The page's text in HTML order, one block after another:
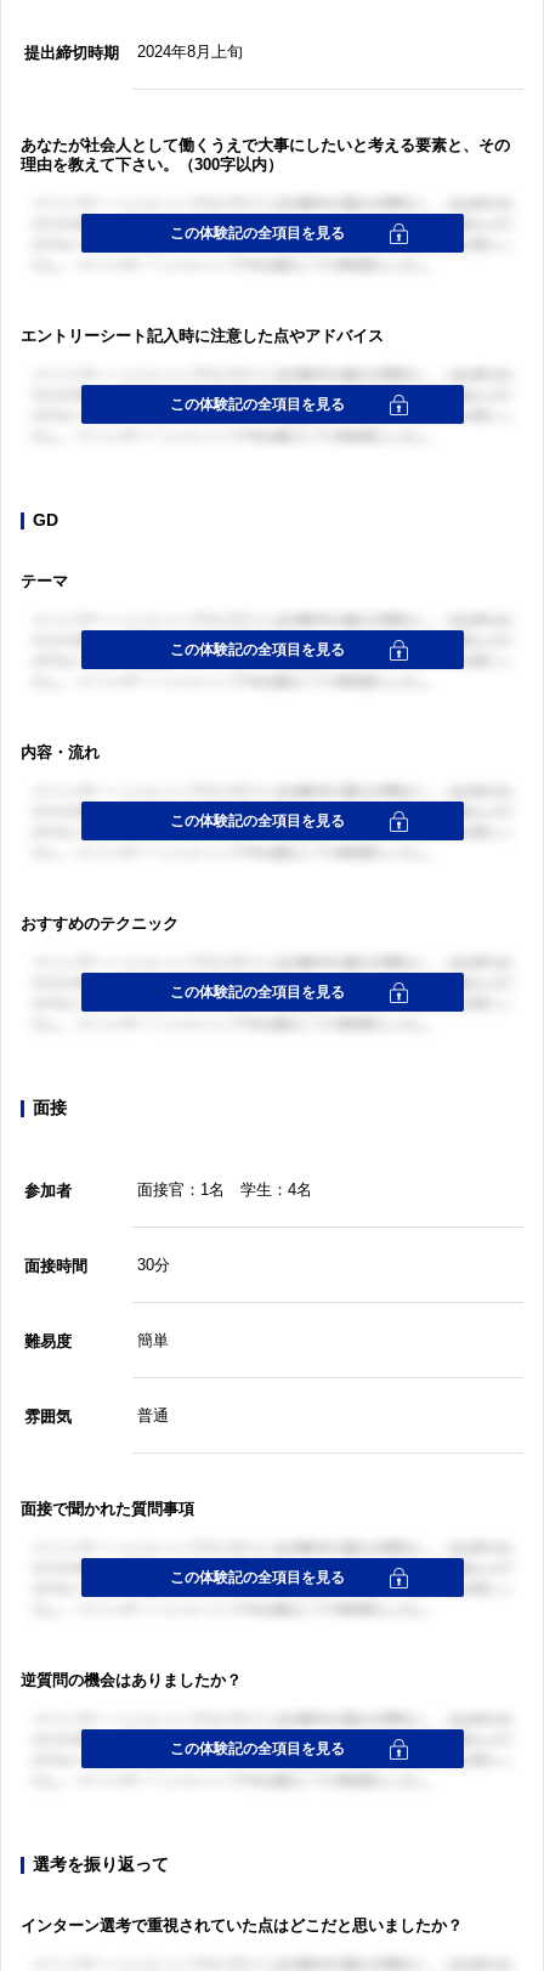
提出締切時期 2024年8月上旬
あなたが社会人として働くうえで大事にしたいと考える要素と、その
理由を教えて下さい。（300字以内）
エントリーシート記入時に注意した点やアドバイス
GD
テーマ
内容・流れ
おすすめのテクニック
面接
参加者 面接官：1名 学生：4名
面接時間 30分
難易度 簡単
雰囲気 普通
面接で聞かれた質問事項
逆質問の機会はありましたか？
選考を振り返って
インターン選考で重視されていた点はどこだと思いましたか？